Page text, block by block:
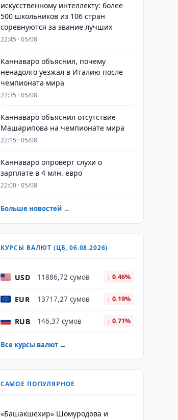
искусственному интеллекту: более
500 школьников из 106 стран
соревнуются за звание лучших
22:45 · 05/08
Каннаваро объяснил, почему
ненадолго уезжал в Италию после
чемпионата мира
22:35 · 05/08
Каннаваро объяснил отсутствие
Машарипова на чемпионате мира
22:15 · 05/08
Каннаваро опроверг слухи о
зарплате в 4 млн. евро
22:00 · 05/08
Больше новостей →
КУРСЫ ВАЛЮТ (ЦБ, 06.08.2026)
USD 11886,72 сумов ↓ 0.46%
EUR 13717,27 сумов ↓ 0.19%
RUB 146,37 сумов ↓ 0.71%
Все курсы валют →
САМОЕ ПОПУЛЯРНОЕ
«Башакшехир» Шомуродова и